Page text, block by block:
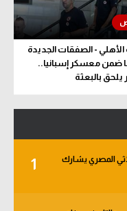
الأهلي - الصفقات الجديدة
ضمن معسكر إسبانيا..
يلحق بالبعثة
1
يبدأ من دور الـ 32.. والثلاثي المصري يشارك